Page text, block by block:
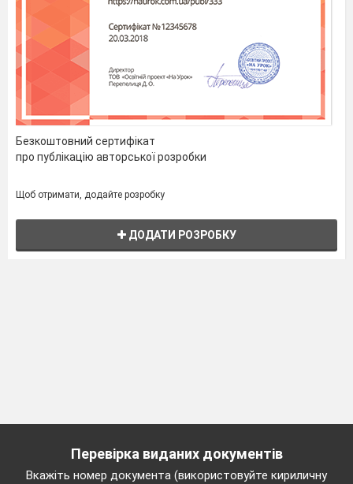
Безкоштовний сертифікат
про публікацію авторської розробки
Щоб отримати, додайте розробку
ДОДАТИ РОЗРОБКУ
Перевірка виданих документів
Вкажіть номер документа (використовуйте кириличну